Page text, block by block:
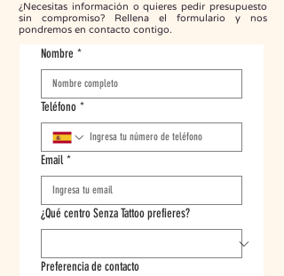
¿Necesitas información o quieres pedir presupuesto
sin compromiso? Rellena el formulario y nos
pondremos en contacto contigo.
Nombre *
Teléfono *
Email *
¿Qué centro Senza Tattoo prefieres?
Preferencia de contacto